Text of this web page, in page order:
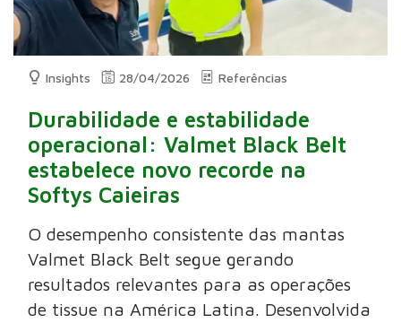
Insights 28/04/2026 Referências
Durabilidade e estabilidade
operacional: Valmet Black Belt
estabelece novo recorde na
Softys Caieiras
O desempenho consistente das mantas
Valmet Black Belt segue gerando
resultados relevantes para as operações
de tissue na América Latina. Desenvolvida